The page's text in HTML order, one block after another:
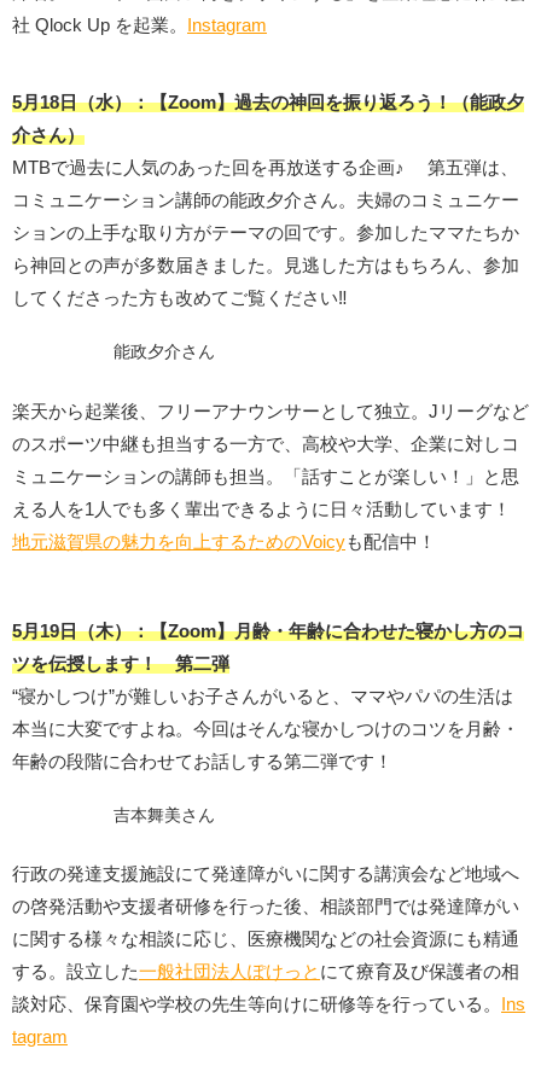
社 Qlock Up を起業。 Instagram
5月18日（水）：【Zoom】過去の神回を振り返ろう！（能政夕
介さん）
MTBで過去に人気のあった回を再放送する企画♪ 第五弾は、
コミュニケーション講師の能政夕介さん。夫婦のコミュニケー
ションの上手な取り方がテーマの回です。参加したママたちか
ら神回との声が多数届きました。見逃した方はもちろん、参加
してくださった方も改めてご覧ください‼︎
能政夕介さん
楽天から起業後、フリーアナウンサーとして独立。Jリーグなど
のスポーツ中継も担当する一方で、高校や大学、企業に対しコ
ミュニケーションの講師も担当。「話すことが楽しい！」と思
える人を1人でも多く輩出できるように日々活動しています！
地元滋賀県の魅力を向上するためのVoicyも配信中！
5月19日（木）：【Zoom】月齢・年齢に合わせた寝かし方のコ
ツを伝授します！ 第二弾
“寝かしつけ”が難しいお子さんがいると、ママやパパの生活は
本当に大変ですよね。今回はそんな寝かしつけのコツを月齢・
年齢の段階に合わせてお話しする第二弾です！
吉本舞美さん
行政の発達支援施設にて発達障がいに関する講演会など地域へ
の啓発活動や支援者研修を行った後、相談部門では発達障がい
に関する様々な相談に応じ、医療機関などの社会資源にも精通
する。設立した一般社団法人ぽけっと にて療育及び保護者の相
談対応、保育園や学校の先生等向けに研修等を行っている。 Ins
tagram